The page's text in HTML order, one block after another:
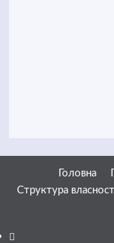
Головна
Структура
Facebook